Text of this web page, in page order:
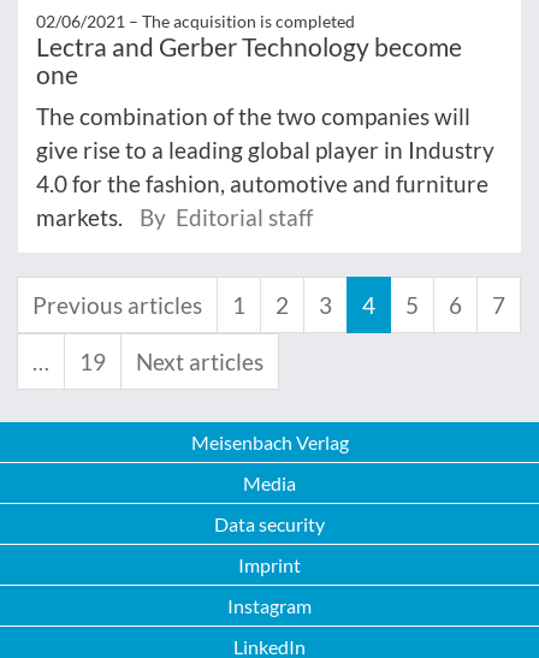
02/06/2021 – The acquisition is completed
Lectra and Gerber Technology become
one
The combination of the two companies will
give rise to a leading global player in Industry
4.0 for the fashion, automotive and furniture
markets.
By Editorial staff
Previous articles 1 2 3 4 5 6 7
… 19 Next articles
Meisenbach Verlag
Media
Data security
Imprint
Instagram
LinkedIn